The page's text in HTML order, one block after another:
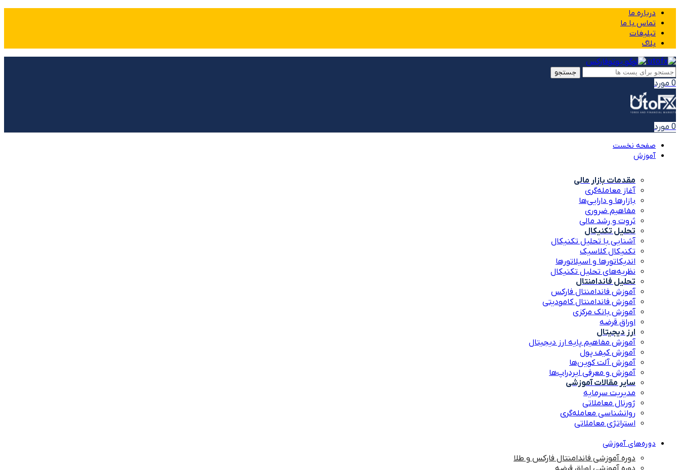
درباره ما
تماس با ما
تبلیغات
بلاگ
جستجو
0 مورد
0 مورد
صفحه نخست
آموزش
مقدمات بازار مالی
آغاز معامله‌گری
بازارها و دارایی‌ها
مفاهیم ضروری
ثروت و رشد مالی
تحلیل تکنیکال
آشنایی با تحلیل تکنیکال
تکنیکال کلاسیک
اندیکاتورها و اسیلاتورها
نظریه‌های تحلیل تکنیکال
تحلیل فاندامنتال
آموزش فاندامنتال فارکس
آموزش فاندامنتال کامودیتی
آموزش بانک مرکزی
اوراق قرضه
ارز دیجیتال
آموزش مفاهیم پایه ارز دیجیتال
آموزش کیف پول
آموزش آلت کوین‌ها
آموزش و معرفی ایردراپ‌ها
سایر مقالات آموزشی
مدیریت سرمایه
ژورنال معاملاتی
روانشناسی معامله‌گری
استراتژی معاملاتی
دوره‌های آموزشی
دوره آموزشی فاندامنتال فارکس و طلا